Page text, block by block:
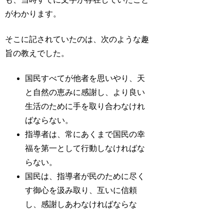
がわかります。
そこに記されていたのは、次のような趣
旨の教えでした。
国民すべてが他者を思いやり、天
と自然の恵みに感謝し、より良い
生活のために手を取り合わなけれ
ばならない。
指導者は、常にあくまで国民の幸
福を第一として行動しなければな
らない。
国民は、指導者が民のために尽く
す御心を汲み取り、互いに信頼
し、感謝しあわなければならな